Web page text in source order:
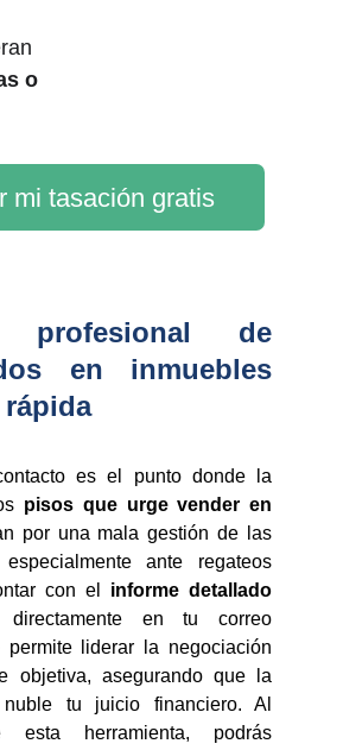
mi tasación gratis
o
profesional de
en inmuebles
rápida
es el punto donde la
pisos que urge vender en
por una mala gestión de las
especialmente ante regateos
con el informe detallado
en tu correo
permite liderar la negociación
objetiva, asegurando que la
tu juicio financiero. Al
esta herramienta, podrás